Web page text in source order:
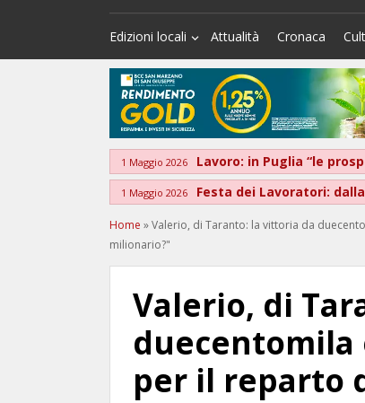
Edizioni locali Attualità Cronaca
1 Maggio 2026 Lavoro: in Puglia “le
1 Maggio 2026 Festa dei Lavoratori:
Home »Valerio, di Taranto: la vittoria da
milionario?"
Valerio, di
duecentomila
per il reparto